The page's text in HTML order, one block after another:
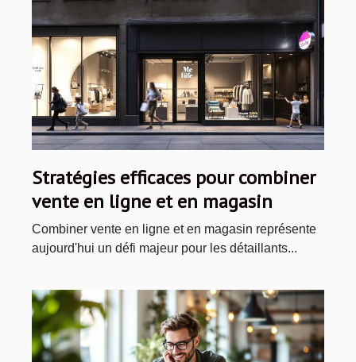
Stratégies efficaces pour combiner
vente en ligne et en magasin
Combiner vente en ligne et en magasin représente
aujourd'hui un défi majeur pour les détaillants...